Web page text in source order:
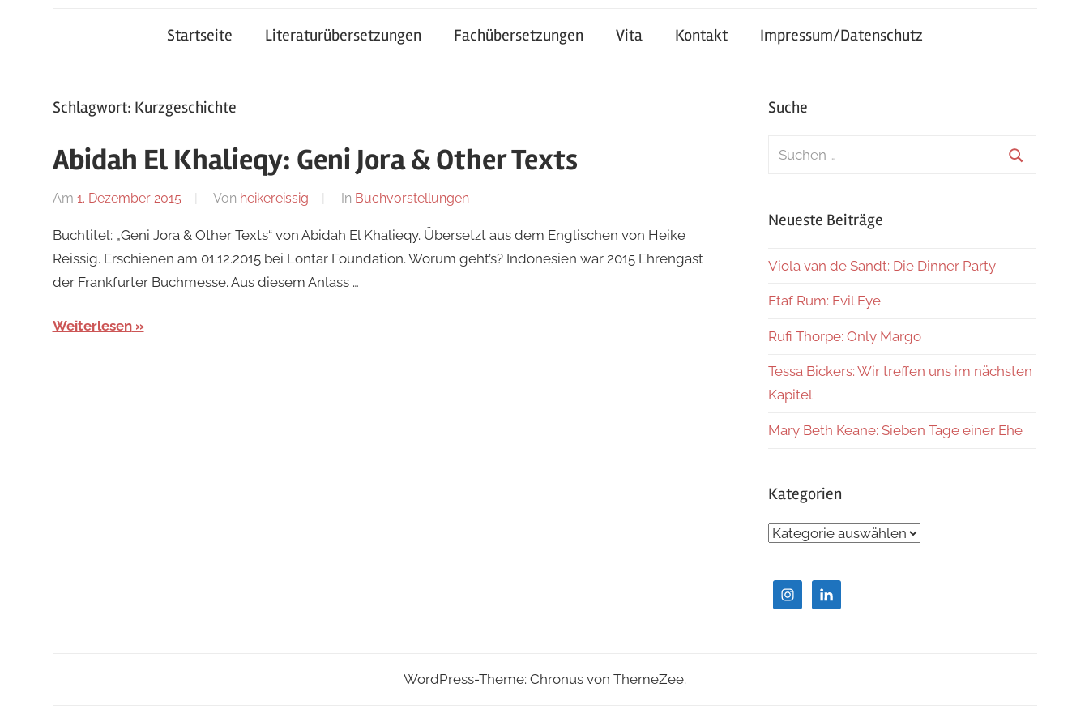
Startseite Literaturübersetzungen Fachübersetzungen Vita Kontakt Impressum/Datenschutz
Schlagwort: Kurzgeschichte
Abidah El Khalieqy: Geni Jora & Other Texts
Am 1. Dezember 2015 Von heikereissig In Buchvorstellungen
Buchtitel: „Geni Jora & Other Texts“ von Abidah El Khalieqy. Übersetzt aus dem Englischen von Heike
Reissig. Erschienen am 01.12.2015 bei Lontar Foundation. Worum geht’s? Indonesien war 2015 Ehrengast
der Frankfurter Buchmesse. Aus diesem Anlass …
Weiterlesen
Suche
Suchen
Neueste Beiträge
Viola van de Sandt: Die Dinner Party
Etaf Rum: Evil Eye
Rufi Thorpe: Only Margo
Tessa Bickers: Wir treffen uns im nächsten
Kapitel
Mary Beth Keane: Sieben Tage einer Ehe
Kategorien
Kategorien
WordPress-Theme: Chronus von ThemeZee.